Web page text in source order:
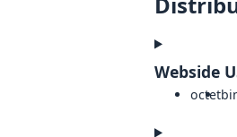
Webside
octet